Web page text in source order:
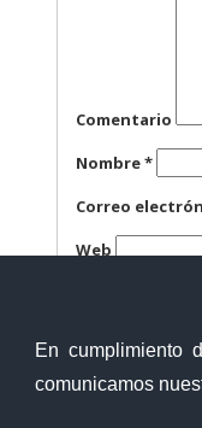
En cumplimiento
comunicamos
Comentario
Nombre*
Correo
Web